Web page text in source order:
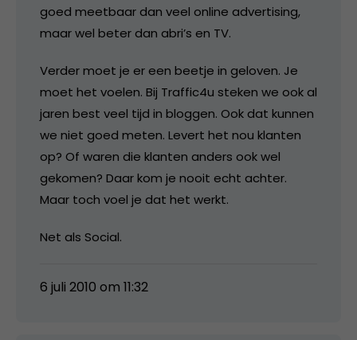
goed meetbaar dan veel online advertising,
maar wel beter dan abri’s en TV.
Verder moet je er een beetje in geloven. Je
moet het voelen. Bij Traffic4u steken we ook al
jaren best veel tijd in bloggen. Ook dat kunnen
we niet goed meten. Levert het nou klanten
op? Of waren die klanten anders ook wel
gekomen? Daar kom je nooit echt achter.
Maar toch voel je dat het werkt.
Net als Social.
6 juli 2010 om 11:32